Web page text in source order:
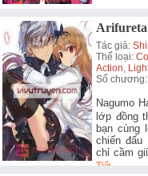
Arifureta
Tác giả:
Thể loại:
Action
Số
Nagumo
lớp đồng
bạn cùng
chiến đấu
chỉ cầm
Tiết.